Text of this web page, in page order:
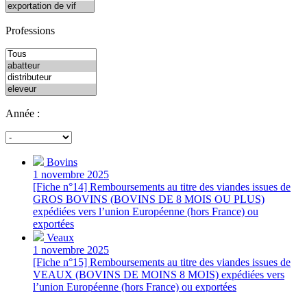
Professions
Année :
Bovins
1 novembre 2025
[Fiche n°14] Remboursements au titre des viandes issues de
GROS BOVINS (BOVINS DE 8 MOIS OU PLUS)
expédiées vers l’union Européenne (hors France) ou
exportées
Veaux
1 novembre 2025
[Fiche n°15] Remboursements au titre des viandes issues de
VEAUX (BOVINS DE MOINS 8 MOIS) expédiées vers
l’union Européenne (hors France) ou exportées